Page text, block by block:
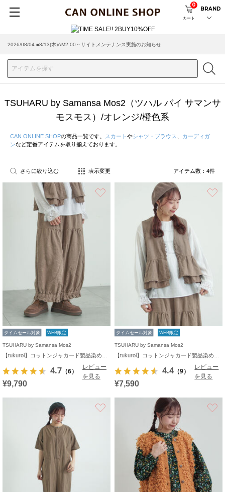
カート
0
BRAND
2026/08/04 ■8/13(木)AM2:00～サイトメンテナンス実施のお知らせ
TSUHARU by Samansa Mos2（ツハル バイ サマンサ
モスモス）/オレンジ/橙色系
CAN ONLINE SHOPの商品一覧です。 スカート やシャツ・ブラウス
カーディガ
ンなど定番アイテムを取り揃えております。
さらに絞り込む 表示変更 アイテム数： 4件
タイムセール対象 WEB限定
TSUHARU by Samansa Mos2
4.7 （6）
レビュー
を見る
¥9,790
タイムセール対象 WEB限定
TSUHARU by Samansa Mos2
4.4 （9）
レビュー
を見る
¥7,590